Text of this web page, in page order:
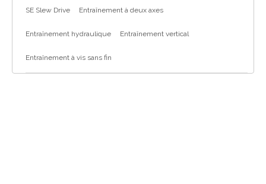
SE Slew Drive Entraînement à deux axes
Entraînement hydraulique Entraînement vertical
Entraînement à vis sans fin